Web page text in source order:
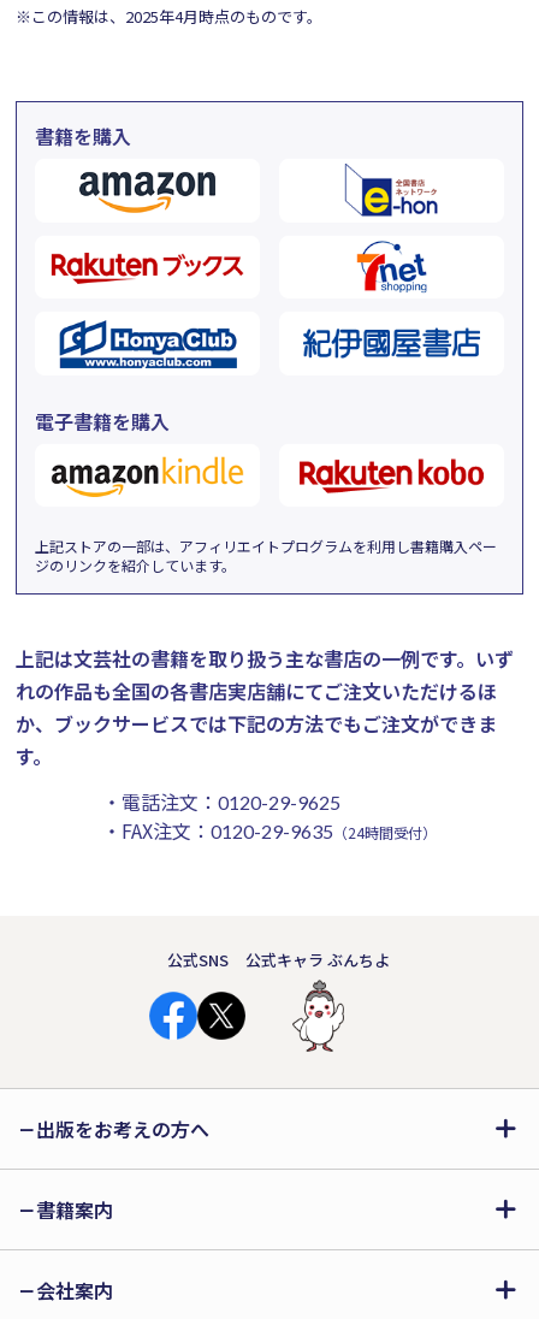
※この情報は、2025年4月時点のものです。
書籍を購入
電子書籍を購入
上記ストアの一部は、アフィリエイトプログラムを利用し書籍購入ペー
ジのリンクを紹介しています。
上記は文芸社の書籍を取り扱う主な書店の一例です。 いず
れの作品も全国の各書店実店舗にてご注文いただけるほ
か、ブックサービスでは下記の方法でもご注文ができま
す。
・電話注文： 0120-29-9625
・FAX注文： 0120-29-9635 （24時間受付）
公式SNS 公式キャラ ぶんちよ
出版をお考えの方へ
書籍案内
会社案内